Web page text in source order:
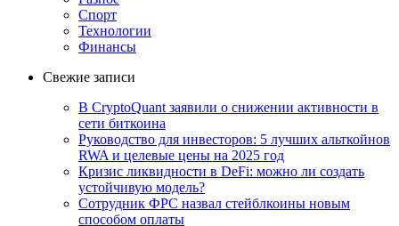
Спорт
Технологии
Финансы
Свежие записи
В CryptoQuant заявили о снижении активности в
сети биткоина
Руководство для инвесторов: 5 лучших альткойнов
RWA и целевые цены на 2025 год
Кризис ликвидности в DeFi: можно ли создать
устойчивую модель?
Сотрудник ФРС назвал стейблкоины новым
способом оплаты